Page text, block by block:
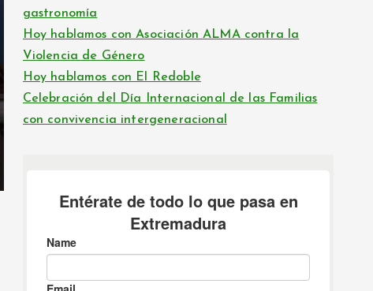
gastronomía
Hoy hablamos con Asociación ALMA contra la
Violencia de Género
Hoy hablamos con El Redoble
Celebración del Día Internacional de las Familias
con convivencia intergeneracional